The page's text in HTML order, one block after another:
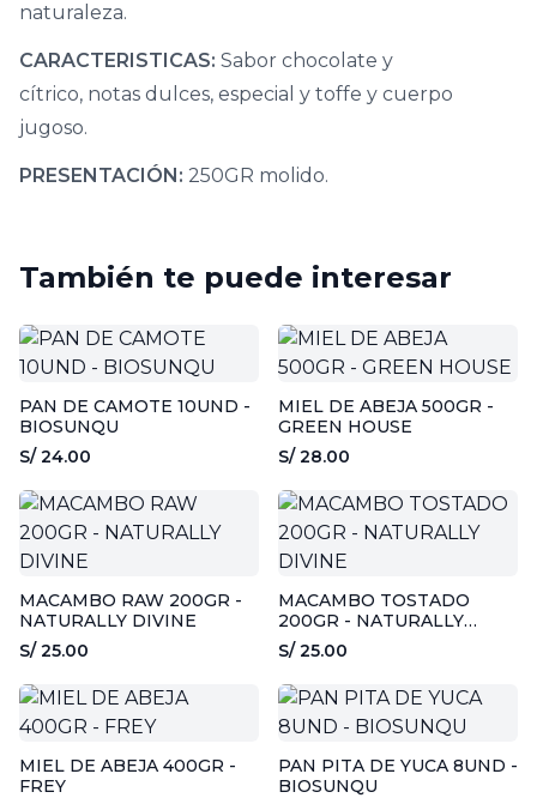
naturaleza.
CARACTERISTICAS: Sabor chocolate y
cítrico, notas dulces, especial y toffe y cuerpo
jugoso.
PRESENTACIÓN: 250GR molido.
También te puede interesar
PAN DE CAMOTE 10UND -
BIOSUNQU
S/ 24.00
MIEL DE ABEJA 500GR -
GREEN HOUSE
S/ 28.00
MACAMBO RAW 200GR -
NATURALLY DIVINE
S/ 25.00
MACAMBO TOSTADO
200GR - NATURALLY
DIVINE
S/ 25.00
MIEL DE ABEJA 400GR -
FREY
PAN PITA DE YUCA 8UND -
BIOSUNQU